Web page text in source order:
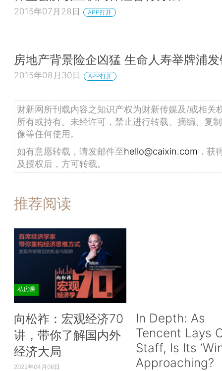
2015年07月28日 APP打开
房地产背景险企凶猛 生命人寿举牌浦
2015年08月30日 APP打开
财新网所刊载内容之知识产权为财新传媒及/或相关
所有或持有。未经许可，禁止进行转载、摘编、复
像等任何使用。
如有意愿转载，请发邮件至hello@caixin.com ，获
及授权后，方可转载。
推荐阅读
私房课
向松祚：宏观经济70
讲，带你了解国内外
经济大局
2022年04月06日
In Depth: As
Tencent Lays
Staff, Is Its
Approaching?